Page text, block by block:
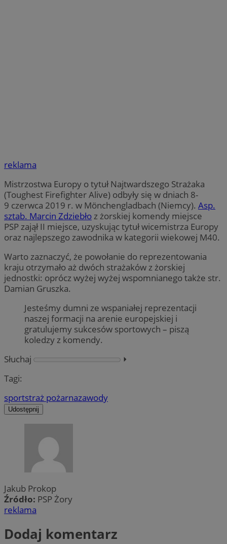
reklama
Mistrzostwa Europy o tytuł Najtwardszego Strażaka
(Toughest Firefighter Alive) odbyły się w dniach 8-
9 czerwca 2019 r. w Mönchengladbach (Niemcy). Asp.
sztab. Marcin Zdziebłoz żorskiej komendy miejsce
PSP zajął II miejsce, uzyskując tytuł wicemistrza Europy
oraz najlepszego zawodnika w kategorii wiekowej M40.
Warto zaznaczyć, że powołanie do reprezentowania
kraju otrzymało aż dwóch strażaków z żorskiej
jednostki: oprócz wyżej wyżej wspomnianego także str.
Damian Gruszka.
Jesteśmy dumni ze wspaniałej reprezentacji
naszej formacji na arenie europejskiej i
gratulujemy sukcesów sportowych – piszą
koledzy z komendy.
Słuchaj
⏵︎
Tagi:
sportstraż pożarnazawody
Udostępnij
Jakub Prokop
Źródło: PSP Żory
reklama
Dodaj komentarz